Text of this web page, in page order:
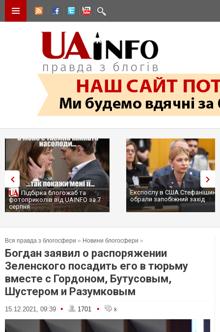
Підбірка блогожаб та
фотоприколів від UAINFO за 7
серпня
Експослу в США
обрали запобіжний захід
Вся правда з блогосфери » Новини блогосфери »
Богдан заявил о распоряжении
Зеленского посадить его в тюрьму
вместе с Гордоном, Бутусовым,
Шустером и Разумковым
15.12.2021, 09:39 • 1701 • 8